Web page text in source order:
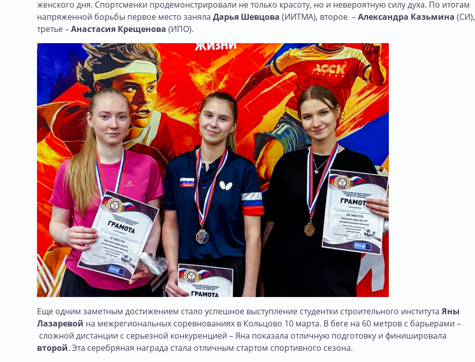
женского дня. Спортсменки продемонстрировали не только красоту, но и невероятную силу духа. По итогам
напряженной борьбы первое место заняла Дарья Шевцова (ИИТМА), второе –Александра Казьмина (СИ),
третье –Анастасия Крещенова (ИПО).
Еще одним заметным достижением стало успешное выступление студентки строительного института Яны
Лазаревой на межрегиональных соревнованиях в Кольцово 10 марта. В беге на 60 метров с барьерами –
сложной дистанции с серьезной конкуренцией – Яна показала отличную подготовку и финишировала
второй. Эта серебряная награда стала отличным стартом спортивного сезона.